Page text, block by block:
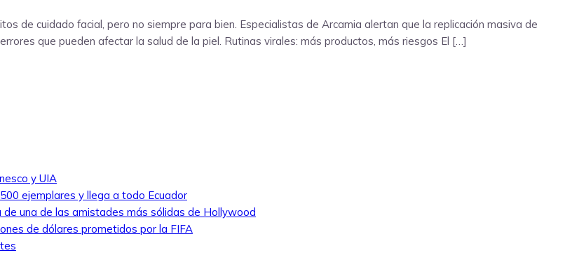
de cuidado facial, pero no siempre para bien. Especialistas de Arcamia alertan que la replicación masiva de
que pueden afectar la salud de la piel. Rutinas virales: más productos, más riesgos El […]
y UIA
ejemplares y llega a todo Ecuador
una de las amistades más sólidas de Hollywood
de dólares prometidos por la FIFA